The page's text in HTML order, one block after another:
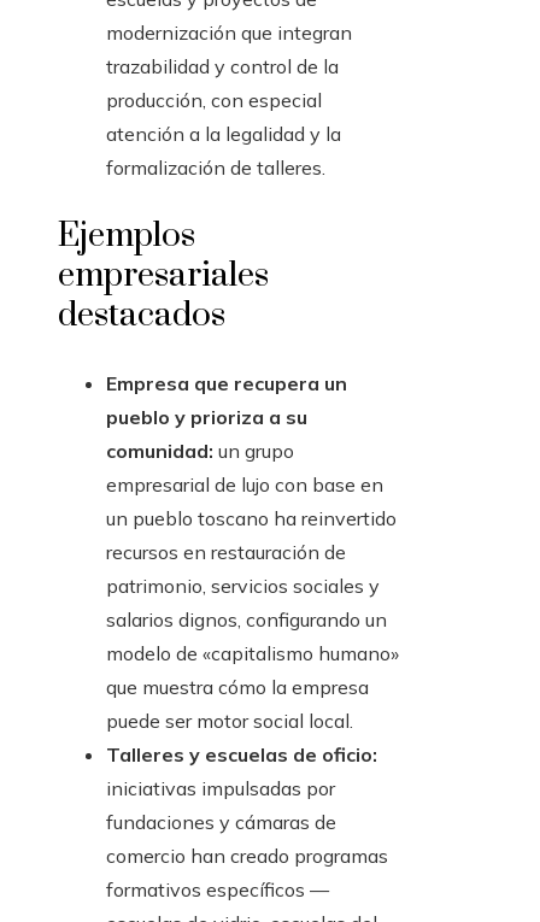
modernización que integran
trazabilidad y control de la
producción, con especial
atención a la legalidad y la
formalización de talleres.
Ejemplos
empresariales
destacados
Empresa que recupera un
pueblo y prioriza a su
comunidad: un grupo
empresarial de lujo con base en
un pueblo toscano ha reinvertido
recursos en restauración de
patrimonio, servicios sociales y
salarios dignos, configurando un
modelo de «capitalismo humano»
que muestra cómo la empresa
puede ser motor social local.
Talleres y escuelas de oficio:
iniciativas impulsadas por
fundaciones y cámaras de
comercio han creado programas
formativos específicos —